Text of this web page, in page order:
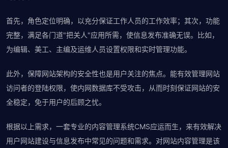
首先，角色定位明确，以充分保证工作人员的工作效率；其次，功能
完整，满足各门道"把关人"应用所需，使信息发布准确无误。比如，
为编辑、美工、主编及运维人员设置权限和实时管理功能。
此外，保障网站架构的安全性也是用户关注的焦点。能有效管理网站
访问者的登陆权限，使内网数据库不受攻击，从而时刻保证网站的安
全稳定，免于用户的后顾之忧。
根据以上需求，一套专业的内容管理系统CMS应运而生，来有效解决
用户网站建设与信息发布中常见的问题和需求。对网站内容管理是该